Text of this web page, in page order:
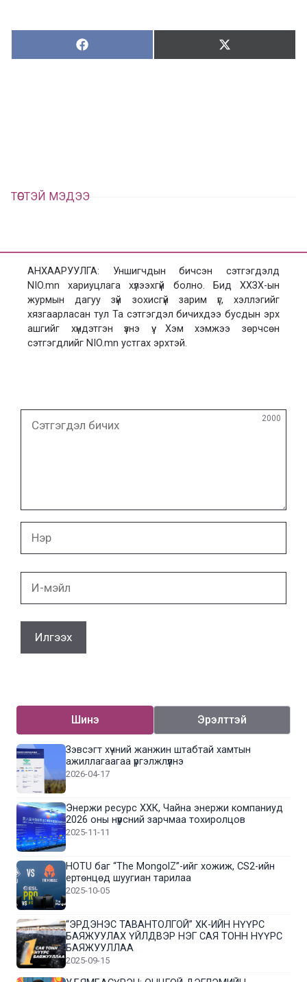
Хуваалцах:
Х
у
Түгээх:
Т
ү
ТӨСТЭЙ МЭДЭЭ
АНХААРУУЛГА: Уншигчдын бичсэн сэтгэгдэлд
NIO.mn хариуцлага хүлээхгүй болно. Бид ХХЗХ-ын
журмын дагуу зүй зохисгүй зарим үг, хэллэгийг
хязгаарласан тул Та сэтгэгдэл бичихдээ бусдын эрх
ашгийг хүндэтгэн үзнэ үү. Хэм хэмжээ зөрчсөн
сэтгэгдлийг NIO.mn устгах эрхтэй.
2000
мэйл
Шинэ Эрэлттэй
Зэвсэгт хүчний жанжин штабтай хамтын
ажиллагаагаа үргэлжлүүлнэ
2026-04-17
Энержи ресурс ХХК, Чайна энержи компаниуд
2026 оны нүүрсний зарчмаа тохиролцов
2025-11-11
HOTU баг “The MongolZ”-ийг хожиж, CS2-ийн
ертөнцөд шуугиан тарилаа
2025-10-05
“ЭРДЭНЭС ТАВАНТОЛГОЙ” ХК-ИЙН НҮҮРС
БАЯЖУУЛАХ ҮЙЛДВЭР НЭГ САЯ ТОНН НҮҮРС
БАЯЖУУЛЛАА
2025-09-15